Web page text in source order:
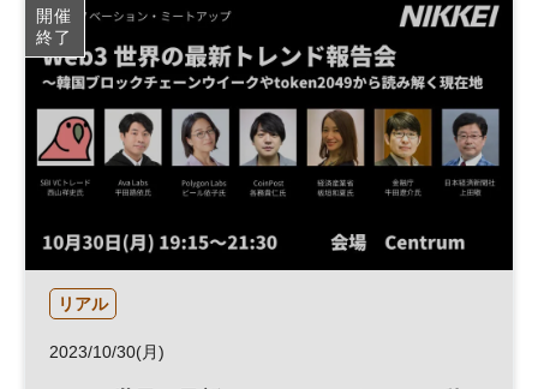
カーボンニュートラル 持続可能社会 地方創生
エコプロ 気候変動 災害対策
開催
終了
リアル
2023/10/30(月)